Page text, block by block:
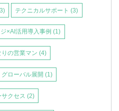
テクニカルサポート(3)
×AI活用導入事例(1)
りの営業マン (4)
グローバル展開 (1)
クセス (2)